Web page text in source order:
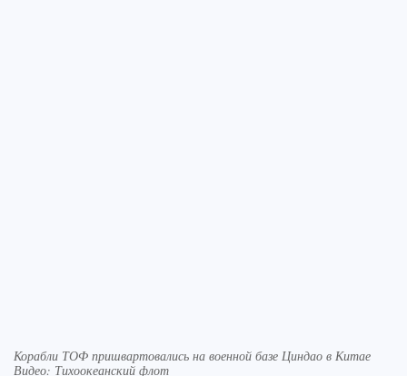
Корабли ТОФ пришвартовались на военной базе Циндао в Китае
Видео: Тихоокеанский флот